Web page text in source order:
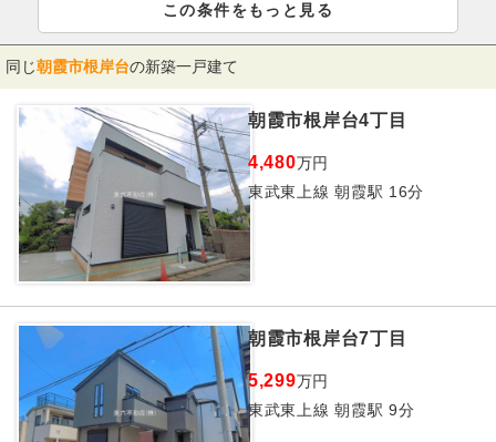
この条件をもっと見る
同じ朝霞市根岸台の新築一戸建て
朝霞市根岸台4丁目
4,480万円
東武東上線 朝霞駅 16分
朝霞市根岸台7丁目
5,299万円
東武東上線 朝霞駅 9分